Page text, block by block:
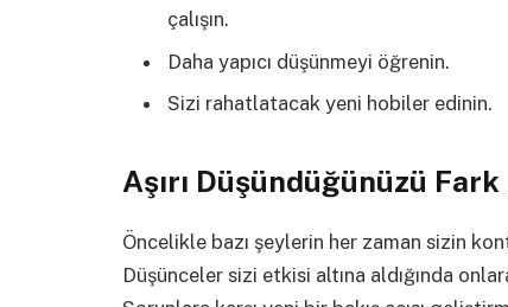
çalışın.
Daha yapıcı düşünmeyi öğrenin.
Sizi rahatlatacak yeni hobiler edinin.
Aşırı Düşündüğünüzü
Öncelikle bazı şeylerin her zaman sizin
Düşünceler sizi etkisi altına aldığında